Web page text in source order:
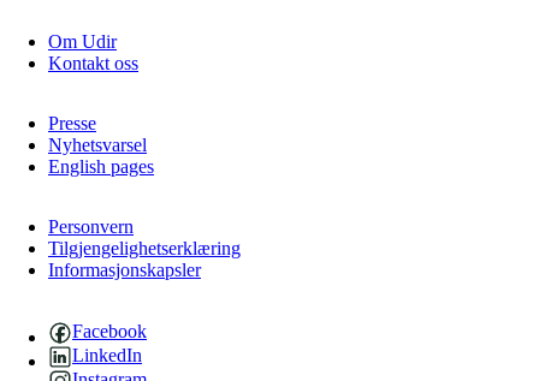
Om Udir
Kontakt oss
Presse
Nyhetsvarsel
English pages
Personvern
Tilgjengelighetserklæring
Informasjonskapsler
Facebook
LinkedIn